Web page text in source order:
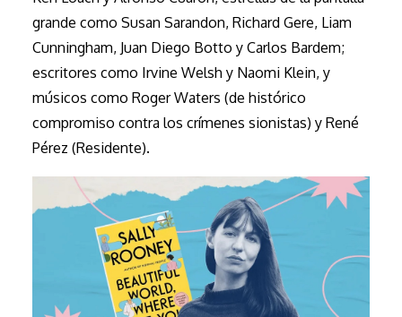
grande como Susan Sarandon, Richard Gere, Liam
Cunningham, Juan Diego Botto y Carlos Bardem;
escritores como Irvine Welsh y Naomi Klein, y
músicos como Roger Waters (de histórico
compromiso contra los crímenes sionistas) y René
Pérez (Residente).